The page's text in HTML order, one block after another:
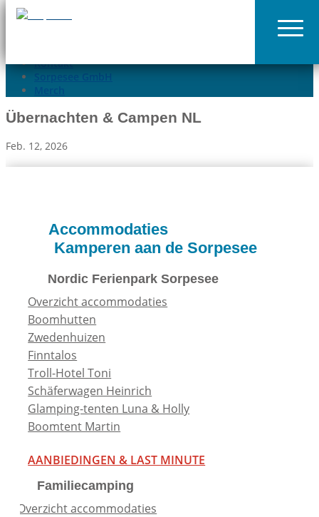
02935-9699015
Kontakt
Sorpesee GmbH
Merch
Übernachten & Campen NL
Feb. 12, 2026
Accommodaties
Kamperen aan de Sorpesee
Nordic Ferienpark Sorpesee
Overzicht accommodaties
Boomhutten
Zwedenhuizen
Finntalos
Troll-Hotel Toni
Schäferwagen Heinrich
Glamping-tenten Luna & Holly
Boomtent Martin
AANBIEDINGEN & LAST MINUTE
Familiecamping
Overzicht accommodaties